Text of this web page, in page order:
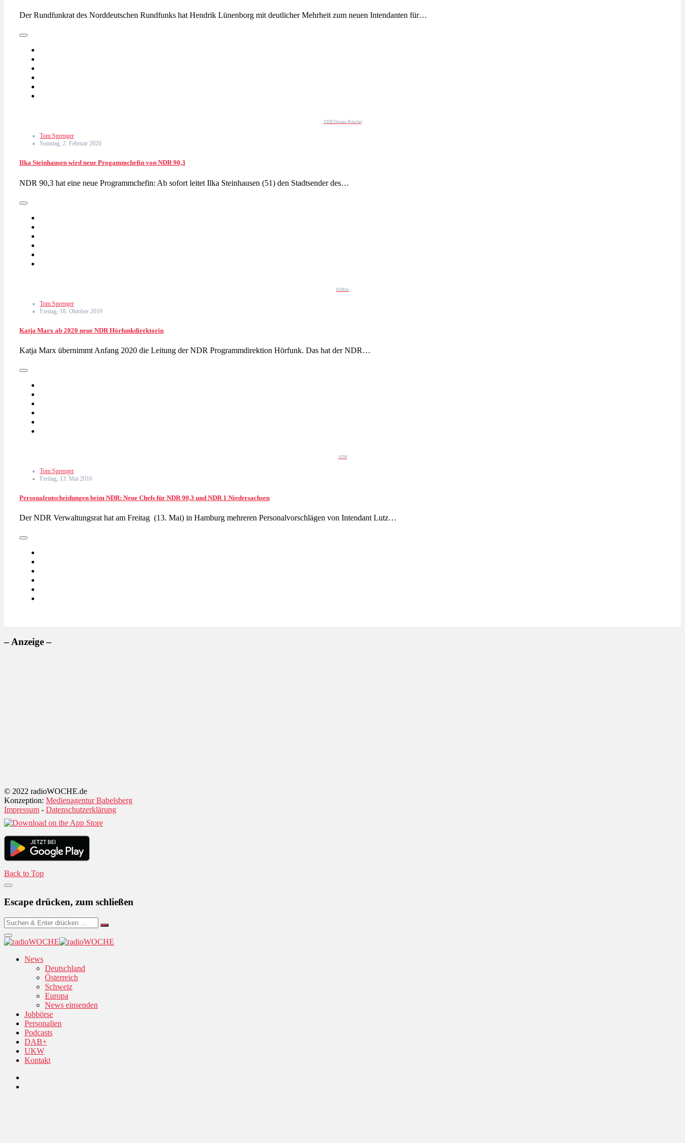
Der Rundfunkrat des Norddeutschen Rundfunks hat Hendrik Lünenborg mit deutlicher Mehrheit zum neuen Intendanten für…
NDR/Thomas Pritschet
Tom Sprenger
Sonntag, 2. Februar 2020
Ilka Steinhausen wird neue Progammchefin von NDR 90,3
NDR 90,3 hat eine neue Programmchefin: Ab sofort leitet Ilka Steinhausen (51) den Stadtsender des…
NDR/hr
Tom Sprenger
Freitag, 18. Oktober 2019
Katja Marx ab 2020 neue NDR Hörfunkdirektorin
Katja Marx übernimmt Anfang 2020 die Leitung der NDR Programmdirektion Hörfunk. Das hat der NDR…
NDR
Tom Sprenger
Freitag, 13. Mai 2016
Personalentscheidungen beim NDR: Neue Chefs für NDR 90,3 und NDR 1 Niedersachsen
Der NDR Verwaltungsrat hat am Freitag (13. Mai) in Hamburg mehreren Personalvorschlägen von Intendant Lutz…
– Anzeige –
© 2022 radioWOCHE.de
Konzeption: Medienagentur Babelsberg
Impressum - Datenschutzerklärung
Back to Top
Escape drücken, zum schließen
News
Deutschland
Österreich
Schweiz
Europa
News einsenden
Jobbörse
Personalien
Podcasts
DAB+
UKW
Kontakt